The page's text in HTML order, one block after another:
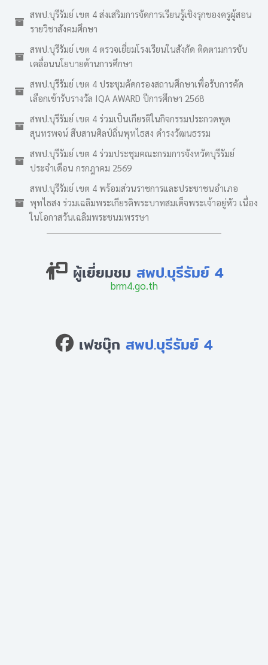
สพป.บุรีรัมย์ เขต 4 ส่งเสริมการจัดการเรียนรู้เชิงรุกของครูผู้สอน
รายวิชาสังคมศึกษา
สพป.บุรีรัมย์ เขต 4 ตรวจเยี่ยมโรงเรียนในสังกัด ติดตามการขับ
เคลื่อนนโยบายด้านการศึกษา
สพป.บุรีรัมย์ เขต 4 ประชุมคัดกรองสถานศึกษาเพื่อรับการคัด
เลือกเข้ารับรางวัล IQA AWARD ปีการศึกษา 2568
สพป.บุรีรัมย์ เขต 4 ร่วมเป็นเกียรติในกิจกรรมประกวดพูด
สุนทรพจน์ สืบสานศิลป์ถิ่นพุทไธสง ดำรงวัฒนธรรม
สพป.บุรีรัมย์ เขต 4 ร่วมประชุมคณะกรมการจังหวัดบุรีรัมย์
ประจำเดือน กรกฎาคม 2569
สพป.บุรีรัมย์ เขต 4 พร้อมส่วนราชการและประชาชนอำเภอ
พุทไธสง ร่วมเฉลิมพระเกียรติพระบาทสมเด็จพระเจ้าอยู่หัว เนื่อง
ในโอกาสวันเฉลิมพระชนมพรรษา
ผู้เยี่ยมชม สพป.บุรีรัมย์ 4
brm4.go.th
เฟซบุ๊ก สพป.บุรีรัมย์ 4